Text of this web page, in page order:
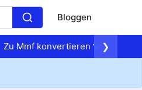
Bloggen
Zu Mmf konvertieren ❯